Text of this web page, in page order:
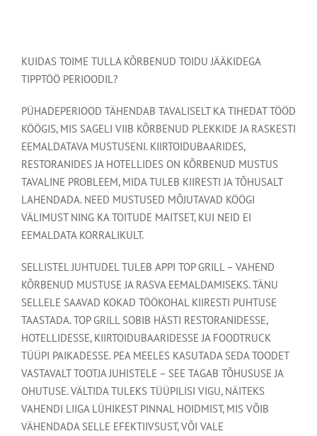
KUIDAS TOIME TULLA KÕRBENUD TOIDU JÄÄKIDEGA
TIPPTÖÖ PERIOODIL?
PÜHADEPERIOOD TÄHENDAB TAVALISELT KA TIHEDAT TÖÖD
KÖÖGIS, MIS SAGELI VIIB KÕRBENUD PLEKKIDE JA RASKESTI
EEMALDATAVA MUSTUSENI. KIIRTOIDUBAARIDES,
RESTORANIDES JA HOTELLIDES ON KÕRBENUD MUSTUS
TAVALINE PROBLEEM, MIDA TULEB KIIRESTI JA TÕHUSALT
LAHENDADA. NEED MUSTUSED MÕJUTAVAD KÖÖGI
VÄLIMUST NING KA TOITUDE MAITSET, KUI NEID EI
EEMALDATA KORRALIKULT.
SELLISTEL JUHTUDEL TULEB APPI TOP GRILL – VAHEND
KÕRBENUD MUSTUSE JA RASVA EEMALDAMISEKS. TÄNU
SELLELE SAAVAD KOKAD TÖÖKOHAL KIIRESTI PUHTUSE
TAASTADA. TOP GRILL SOBIB HÄSTI RESTORANIDESSE,
HOTELLIDESSE, KIIRTOIDUBAARIDESSE JA FOODTRUCK
TÜÜPI PAIKADESSE. PEA MEELES KASUTADA SEDA TOODET
VASTAVALT TOOTJA JUHISTELE – SEE TAGAB TÕHUSUSE JA
OHUTUSE. VÄLTIDA TULEKS TÜÜPILISI VIGU, NÄITEKS
VAHENDI LIIGA LÜHIKEST PINNAL HOIDMIST, MIS VÕIB
VÄHENDADA SELLE EFEKTIIVSUST, VÕI VALE